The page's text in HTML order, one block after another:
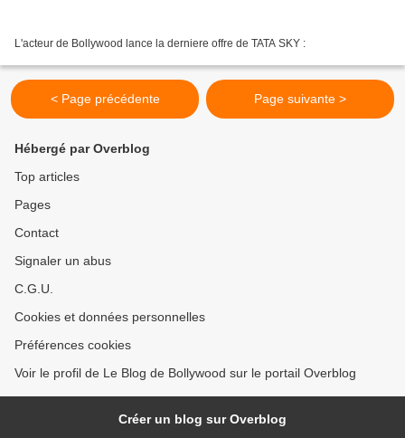
L'acteur de Bollywood lance la derniere offre de TATA SKY :
< Page précédente Page suivante >
Hébergé par Overblog
Top articles
Pages
Contact
Signaler un abus
C.G.U.
Cookies et données personnelles
Préférences cookies
Voir le profil de Le Blog de Bollywood sur le portail Overblog
Créer un blog sur Overblog